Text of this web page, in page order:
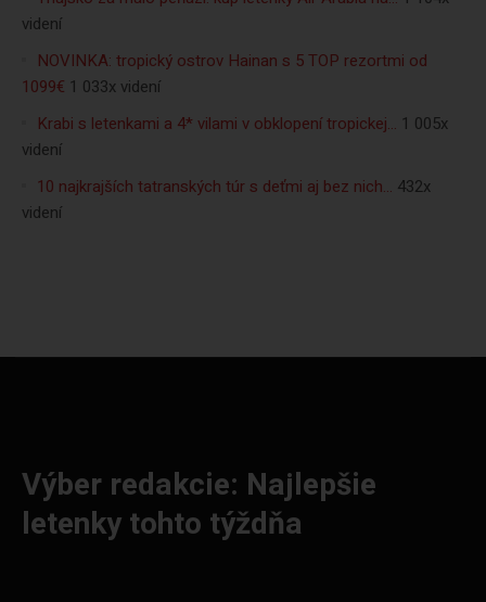
videní
NOVINKA: tropický ostrov Hainan s 5 TOP rezortmi od
1099€ 1 033x videní
Krabi s letenkami a 4* vilami v obklopení tropickej… 1 005x
videní
10 najkrajších tatranských túr s deťmi aj bez nich… 432x
videní
Výber redakcie: Najlepšie
letenky tohto týždňa